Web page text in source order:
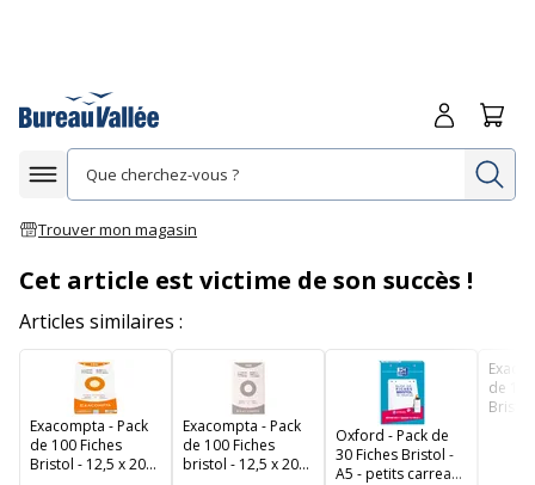
Afficher la navigation
Trouver mon magasin
Me
Cet article est victime de son succès !
Articles similaires :
Exacompta - Pack
de 100 Fiches
Bristol - 12,5 x 20
Exacompta - Pack
de 100 Fiches
bristol - 12,5 x 20
Oxford - Pack de
30 Fiches Bristol -
A5 - petits carreaux
de
Bristol